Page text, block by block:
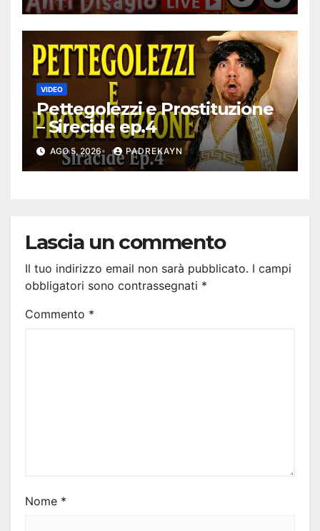
VIDEO
Pettegolezzi e Prostituzione
– Sirecide ep.4
AGO 5, 2026 PADREKAYN
Lascia un commento
Il tuo indirizzo email non sarà pubblicato. I campi
obbligatori sono contrassegnati *
Commento *
Nome *